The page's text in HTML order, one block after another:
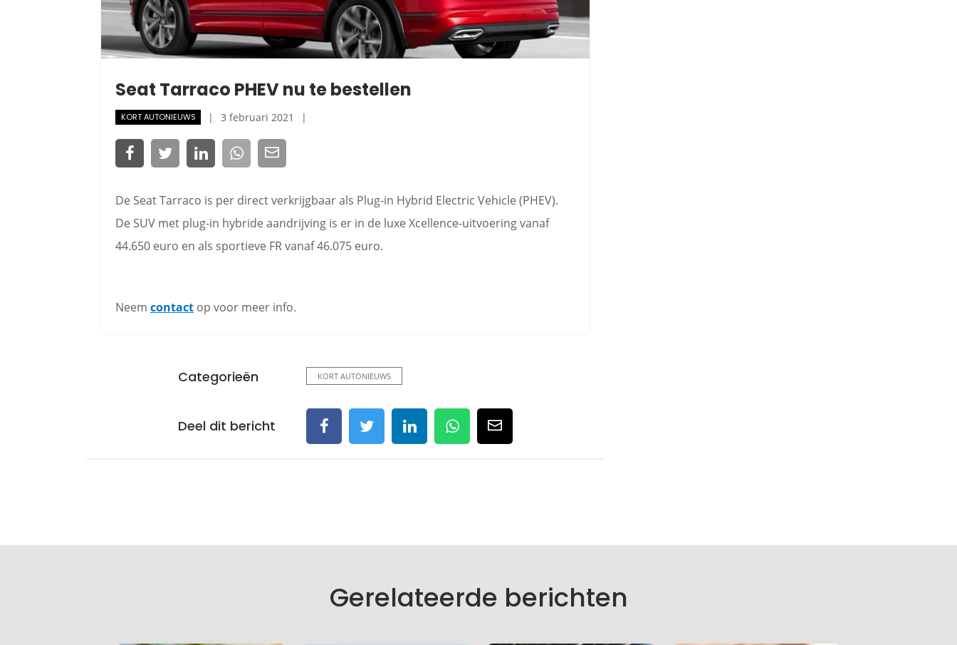
Seat Tarraco PHEV nu te bestellen
KORT AUTONIEUWS 3 februari 2021
De Seat Tarraco is per direct verkrijgbaar als Plug-in Hybrid Electric Vehicle (PHEV).
De SUV met plug-in hybride aandrijving is er in de luxe Xcellence-uitvoering vanaf
44.650 euro en als sportieve FR vanaf 46.075 euro.
Neem contact op voor meer info.
Categorieën KORT AUTONIEUWS
Deel dit bericht
Gerelateerde berichten